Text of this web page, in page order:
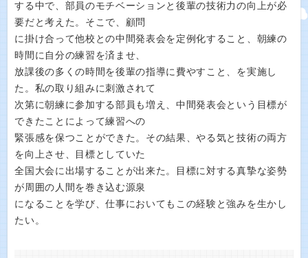
する中で、部員のモチベーションと後輩の技術力の向上が必
要だと考えた。そこで、顧問
に掛け合って他校との中間発表会を定例化すること、朝練の
時間に自分の練習を済ませ、
放課後の多くの時間を後輩の指導に費やすこと、を実施し
た。私の取り組みに刺激されて
次第に朝練に参加する部員も増え、中間発表会という目標が
できたことによって練習への
緊張感を保つことができた。その結果、やる気と技術の両方
を向上させ、目標としていた
全国大会に出場することが出来た。目標に対する真摯な姿勢
が周囲の人間を巻き込む源泉
になることを学び、仕事においてもこの経験と強みを生かし
たい。